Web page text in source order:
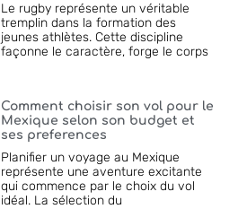
Le rugby représente un véritable
tremplin dans la formation des
jeunes athlètes. Cette discipline
façonne le caractère, forge le corps
Comment choisir son vol pour le
Mexique selon son budget et
ses preferences
Planifier un voyage au Mexique
représente une aventure excitante
qui commence par le choix du vol
idéal. La sélection du